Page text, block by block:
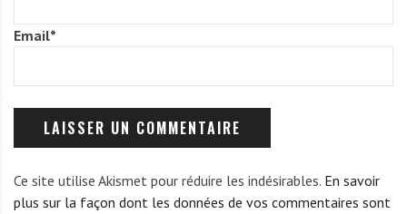
Email*
Ce site utilise Akismet pour réduire les indésirables. En savoir
plus sur la façon dont les données de vos commentaires sont